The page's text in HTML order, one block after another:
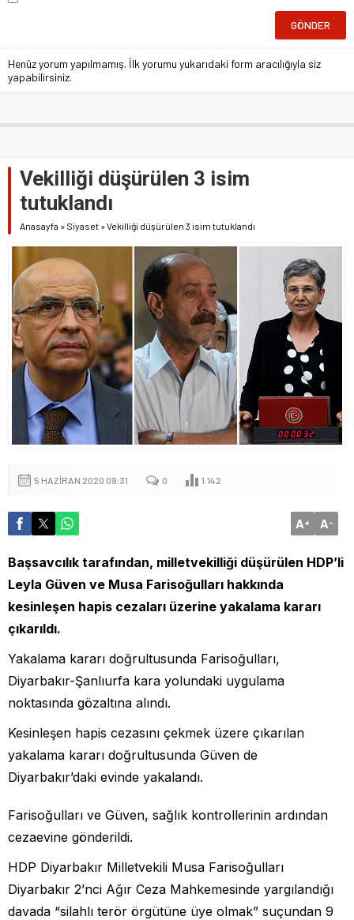
Henüz yorum yapılmamış. İlk yorumu yukarıdaki form aracılığıyla siz
yapabilirsiniz.
Vekilliği düşürülen 3 isim
tutuklandı
Anasayfa » Siyaset »Vekilliği düşürülen 3 isim tutuklandı
5 HAZIRAN 2020 09:31 0 1.142
A+ A-
Başsavcılık tarafından, milletvekilliği düşürülen HDP’li
Leyla Güven ve Musa Farisoğulları hakkında
kesinleşen hapis cezaları üzerine yakalama kararı
çıkarıldı.
Yakalama kararı doğrultusunda Farisoğulları,
Diyarbakır-Şanlıurfa kara yolundaki uygulama
noktasında gözaltına alındı.
Kesinleşen hapis cezasını çekmek üzere çıkarılan
yakalama kararı doğrultusunda Güven de
Diyarbakır’daki evinde yakalandı.
Farisoğulları ve Güven, sağlık kontrollerinin ardından
cezaevine gönderildi.
HDP Diyarbakır Milletvekili Musa Farisoğulları
Diyarbakır 2’nci Ağır Ceza Mahkemesinde yargılandığı
davada “silahlı terör örgütüne üye olmak” suçundan 9